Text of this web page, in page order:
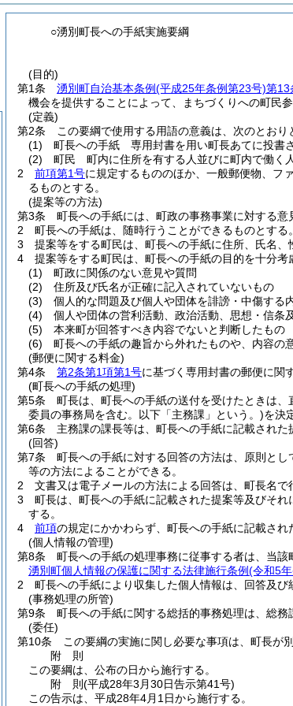
○湧別町長への手紙実施要綱
(目的)
第1条
湧別町自治基本条例(平成25年条例第23号)第13
機会を提供することによって、まちづくりへの町民
(定義)
第2条
この要綱で使用する用語の意義は、次のとおり
(1)
町長への手紙 専用封書を用い町長あてに投書
(2)
町民 町内に住所を有する人並びに町内で働く
2
前項第1号に規定するもののほか、一般郵便物、フ
るものとする。
(提案等の方法)
第3条
町長への手紙には、町政の事務事業に対する
2
町長への手紙は、随時行うことができるものとする。
3
提案等をする町民は、町長への手紙に住所、氏名
4
提案等をする町民は、町長への手紙の目的を十分
(1)
町政に関係のない意見や質問
(2)
住所及び氏名が正確に記入されていないもの
(3)
個人的な問題及び個人や団体を誹謗・中傷する
(4)
個人や団体の営利活動、政治活動、思想・信条
(5)
本来町が回答すべき内容でないと判断したもの
(6)
町長への手紙の趣旨から外れたものや、内容の
(郵便に関する料金)
第4条
第2条第1項第1号に基づく専用封書の郵便に関
(町長への手紙の処理)
第5条
町長は、町長への手紙の送付を受けたときは
委員の事務局を含む。以下「主務課」という。)を決
第6条
主務課の課長等は、町長への手紙に記載され
(回答)
第7条
町長への手紙に対する回答の方法は、原則とし
等の方法によることができる。
2
文書又は電子メールの方法による回答は、町長名で
3
町長は、町長への手紙に記載された提案等及びそ
する。
4
前項の規定にかかわらず、町長への手紙に記載さ
(個人情報の管理)
第8条
町長への手紙の処理事務に従事する者は、当
湧別町個人情報の保護に関する法律施行条例(令和5
2
町長への手紙により収集した個人情報は、回答及び
(事務処理の所管)
第9条
町長への手紙に関する総括的事務処理は、総務
(委任)
第10条
この要綱の実施に関し必要な事項は、町長が別
附 則
この要綱は、公布の日から施行する。
附 則(平成28年3月30日告示第41号)
この告示は、平成28年4月1日から施行する。